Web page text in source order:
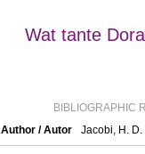
Wat tante
BIBLIOGRAPHIC
Author / Autor
Jacobi, H. D.